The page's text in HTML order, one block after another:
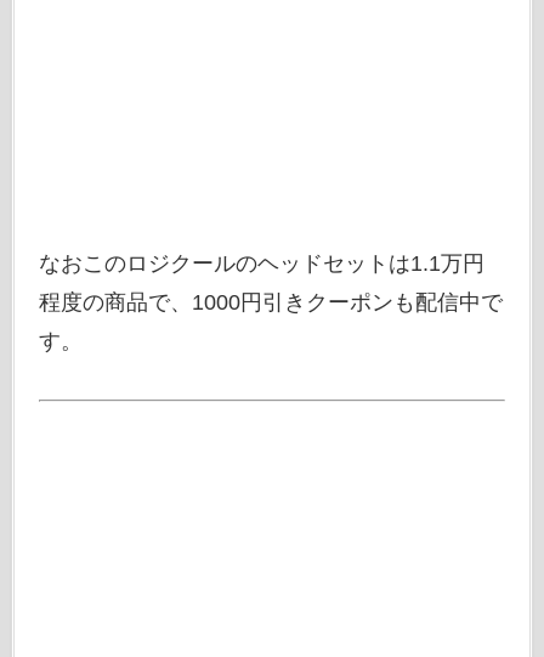
なおこのロジクールのヘッドセットは1.1万円
程度の商品で、1000円引きクーポンも配信中で
す。